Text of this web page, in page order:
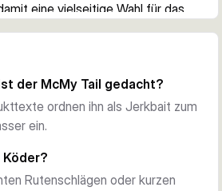
eine vielseitige Wahl für das
Schwanz, der beim
erzeugt. Schon kurze
einfache Kurbelumdrehungen
zum Biss bringt.
der McMy Tail gedacht?
ordnen ihn als Jerkbait zum
ein.
Rutenschlägen oder kurzen